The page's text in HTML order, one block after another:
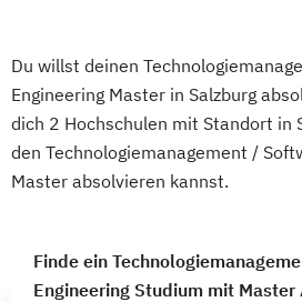
Du willst deinen
Engineering Master in Salzburg
dich 2 Hochschulen mit Standort in
den Technologiemanagement /
Master absolvieren kannst.
Finde ein
Engineering Studium mit Master